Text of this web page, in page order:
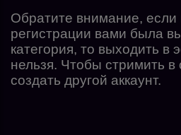
Обратите внимание, если
регистрации вами была
категория, то выходить в
нельзя. Чтобы стримить в
создать другой аккаунт.